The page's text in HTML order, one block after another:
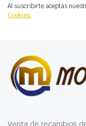
Al suscribirte aceptas
Cookies.
Venta de recambios